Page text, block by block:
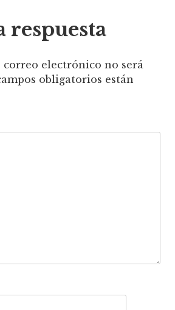
respuesta
electrónico no será
obligatorios están